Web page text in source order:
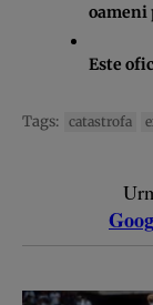
oameni
Este
Tags: catastrofa